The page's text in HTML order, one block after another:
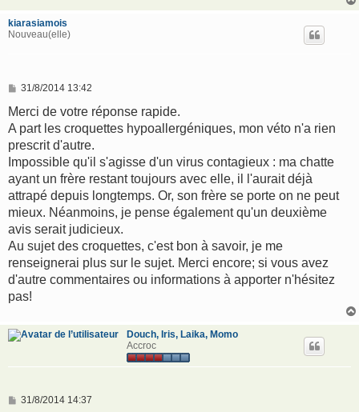
kiarasiamois
Nouveau(elle)
M
s
a
g
31/8/2014 13:42
Merci de votre réponse rapide.
A part les croquettes hypoallergéniques, mon véto n'a rien
prescrit d'autre.
Impossible qu'il s'agisse d'un virus contagieux : ma chatte
ayant un frère restant toujours avec elle, il l'aurait déjà
attrapé depuis longtemps. Or, son frère se porte on ne peut
mieux. Néanmoins, je pense également qu'un deuxième
avis serait judicieux.
Au sujet des croquettes, c'est bon à savoir, je me
renseignerai plus sur le sujet. Merci encore; si vous avez
d'autre commentaires ou informations à apporter n'hésitez
pas!
Douch, Iris, Laika, Momo
Accroc
M
31/8/2014 14:37